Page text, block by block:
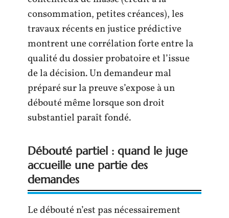
consommation, petites créances), les
travaux récents en justice prédictive
montrent une corrélation forte entre la
qualité du dossier probatoire et l’issue
de la décision. Un demandeur mal
préparé sur la preuve s’expose à un
débouté même lorsque son droit
substantiel paraît fondé.
Débouté partiel : quand le juge
accueille une partie des
demandes
Le débouté n’est pas nécessairement